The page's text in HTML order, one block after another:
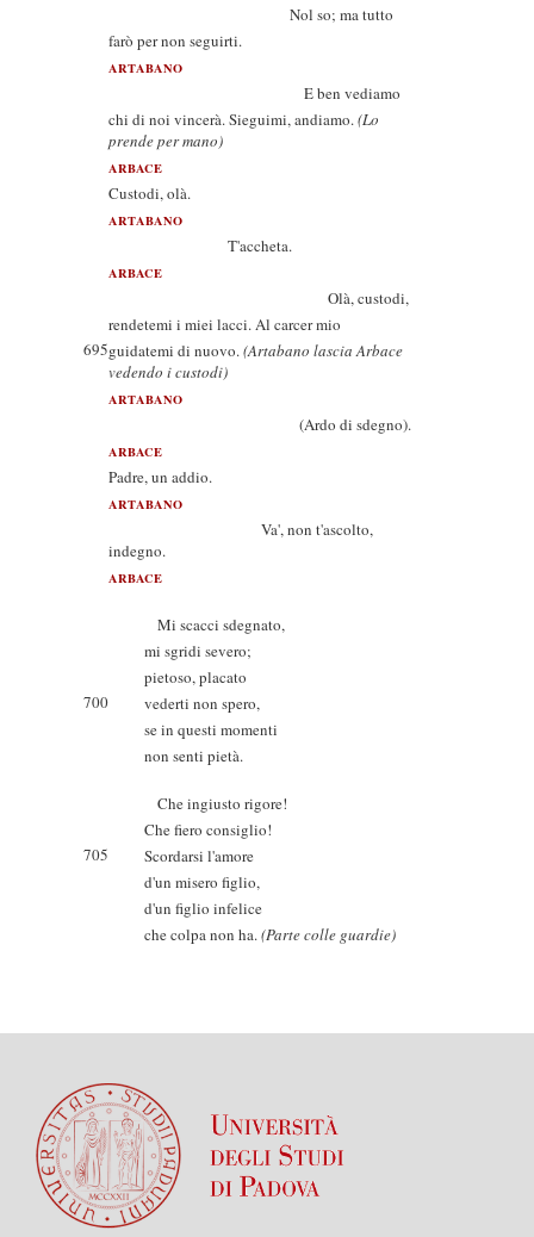
Nol so; ma tutto
farò per non seguirti.
ARTABANO
E ben vediamo
chi di noi vincerà. Sieguimi, andiamo.(Lo
prende per mano)
ARBACE
Custodi, olà.
ARTABANO
T'accheta.
ARBACE
Olà, custodi,
rendetemi i miei lacci. Al carcer mio
695guidatemi di nuovo.(Artabano lascia Arbace
vedendo i custodi)
ARTABANO
(Ardo di sdegno).
ARBACE
Padre, un addio.
ARTABANO
Va', non t'ascolto,
indegno.
ARBACE
Mi scacci sdegnato,
mi sgridi severo;
pietoso, placato
700
vederti non spero,
se in questi momenti
non senti pietà.
Che ingiusto rigore!
Che fiero consiglio!
705
Scordarsi l'amore
d'un misero figlio,
d'un figlio infelice
che colpa non ha.(Parte colle guardie)